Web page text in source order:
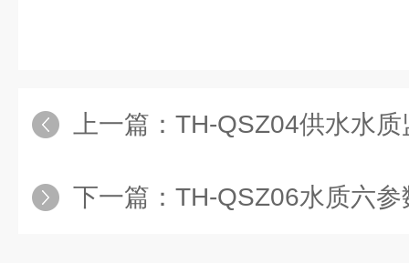
上一篇： TH-QSZ04供水水质
下一篇： TH-QSZ06水质六参